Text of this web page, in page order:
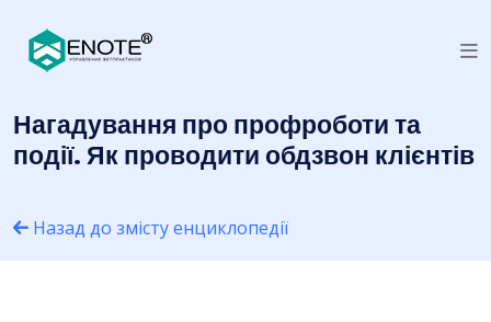
Нагадування про профроботи та
події. Як проводити обдзвон клієнтів
Назад до змісту енциклопедії